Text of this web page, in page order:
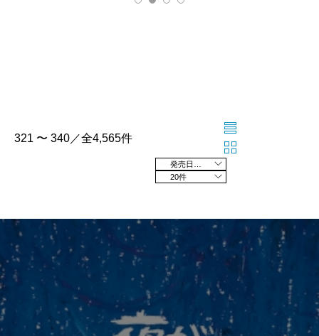
321 〜 340／全4,565件
20件